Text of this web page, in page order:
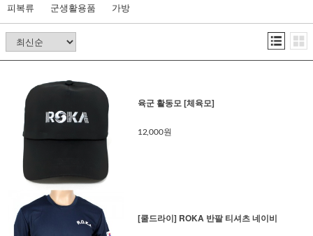
피복류 군생활용품 가방
육군 활동모 [체육모]
12,000원
[쿨드라이] ROKA 반팔 티셔츠 네이비